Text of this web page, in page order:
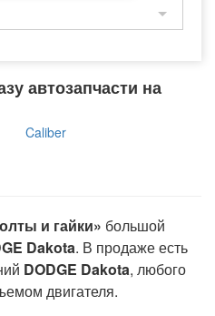
автозапчасти на
Caliber
и гайки» большой
Dakota. В продаже есть
DODGE Dakota, любого
двигателя.